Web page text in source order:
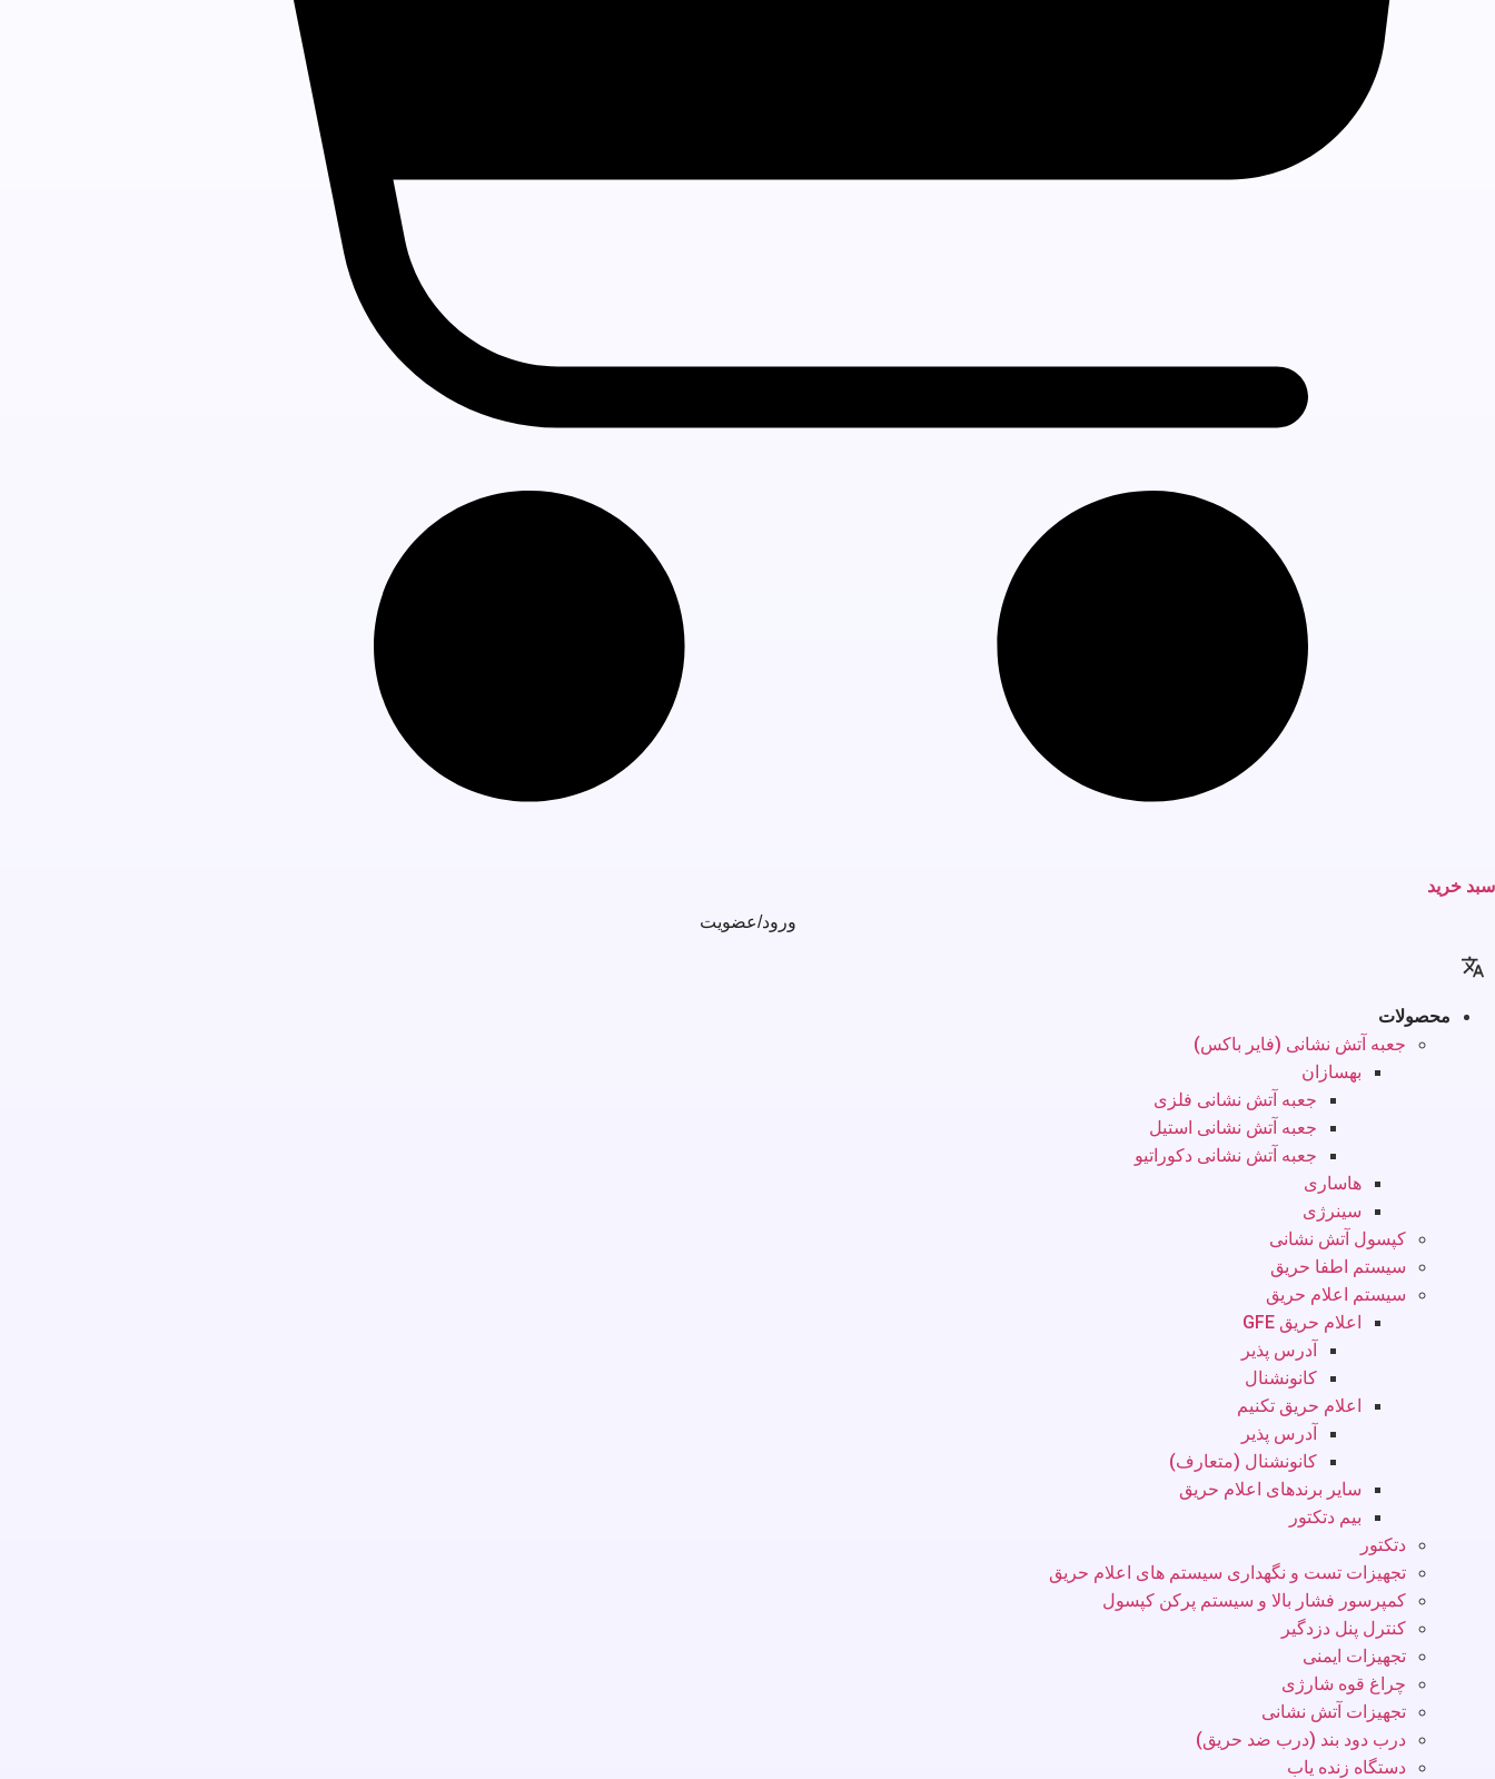
سبد خرید
ورود/عضویت
محصولات
جعبه آتش نشانی (فایر باکس)
بهسازان
جعبه آتش نشانی فلزی
جعبه آتش نشانی استیل
جعبه آتش نشانی دکوراتیو
هاساری
سینرژی
کپسول آتش نشانی
سیستم اطفا حریق
سیستم اعلام حریق
اعلام حریق GFE
آدرس پذیر
کانونشنال
اعلام حریق تکنیم
آدرس پذیر
کانونشنال (متعارف)
سایر برندهای اعلام حریق
بیم دتکتور
دتکتور
تجهیزات تست و نگهداری سیستم های اعلام حریق
کمپرسور فشار بالا و سیستم پرکن کپسول
کنترل پنل دزدگیر
تجهیزات ایمنی
چراغ قوه شارژی
تجهیزات آتش نشانی
درب دود بند (درب ضد حریق)
دستگاه زنده یاب